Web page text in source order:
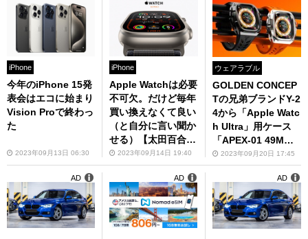
iPhone
今年のiPhone 15発
表会はエコに始まり
Vision Proで終わっ
た
2023年09月13日 06:30
iPhone
Apple Watchは必要
不可欠。だけど毎年
買い換えなくて良い
（と自分に言い聞か
せる）【太田百合
子】2023年09月14日 19:40
ウェアラブル
GOLDEN CONCEP
Tの兄弟ブランドY-2
4から「Apple Watc
h Ultra」用ケース
「APEX-01 49M
M」発売
2023年09月20日 17:45
AD AD AD